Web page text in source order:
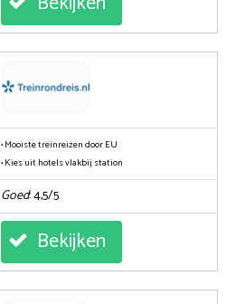
• Mooiste treinreizen door EU
• Kies uit hotels vlakbij station
Goed: 4,5/5
Bekijken